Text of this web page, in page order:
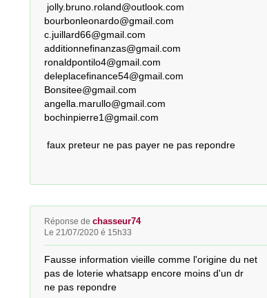
bourbonleonardo@gmail.com
c.juillard66@gmail.com
additionnefinanzas@gmail.com
ronaldpontilo4@gmail.com
deleplacefinance54@gmail.com
Bonsitee@gmail.com
angella.marullo@gmail.com
bochinpierre1@gmail.com
faux preteur ne pas payer ne pas repondre
Réponse de chasseur74
Le 21/07/2020 é 15h33
Fausse information vieille comme l'origine du net
pas de loterie whatsapp encore moins d'un dr
ne pas repondre